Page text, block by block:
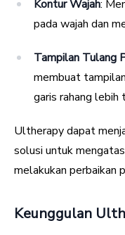
Kontur Wajah:
pada wajah dan
Tampilan Tulang
membuat
garis rahang lebih
Ultherapy dapat
solusi untuk
melakukan perbaikan
Keunggulan